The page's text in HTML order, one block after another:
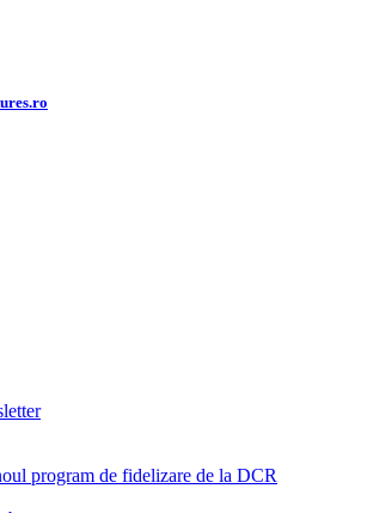
program de fidelizare de la DCR